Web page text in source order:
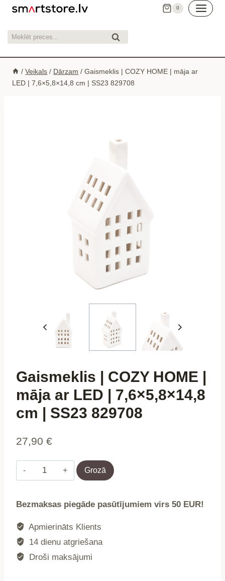
Skip
content
0
Meklēt: Meklēt
/ Veikals / Dārzam / Gaismeklis | COZY HOME | māja ar
LED | 7,6×5,8×14,8 cm | SS23 829708
Gaismeklis | COZY HOME |
māja ar LED | 7,6×5,8×14,8
cm | SS23 829708
27,90 €
Gaismeklis
|
HOME
LED
Grozā
Bezmaksas piegāde pasūtījumiem virs 50 EUR!
Apmierināts Klients
14 dienu atgriešana
Droši maksājumi